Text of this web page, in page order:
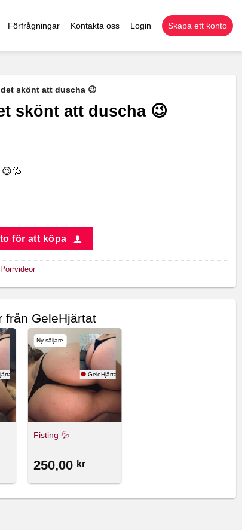
Förfrågningar Kontakta oss Login Skapa ett konto
skönt att duscha 😉
skönt att duscha 😉
😉💦
för att köpa
från GeleHjärtat
Ny säljare
GeleHjärtat
Fisting 💦
250,00 kr